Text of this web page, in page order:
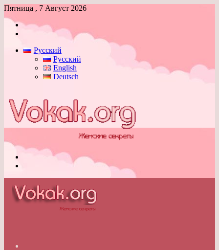
Пятница , 7 Август 2026
Войти
Русский
Русский
English
Deutsch